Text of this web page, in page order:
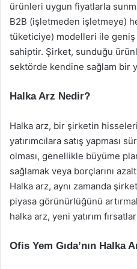
ürünleri uygun fiyatlarla
B2B (işletmeden işletmeye)
tüketiciye) modelleri ile
sahiptir. Şirket, sunduğu
sektörde kendine sağlam bir
Halka Arz Nedir?
Halka arz, bir şirketin
yatırımcılara satış yapması
olması, genellikle büyüme
sağlamak veya borçlarını
Halka arz, aynı zamanda
piyasa görünürlüğünü
halka arz, yeni yatırım
Ofis Yem Gıda’nın Halka